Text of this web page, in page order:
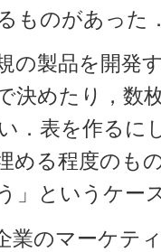
ものがあった
製品を開発
決めたり，数
．表を作るに
める程度のも
」というケー
のマーケテ